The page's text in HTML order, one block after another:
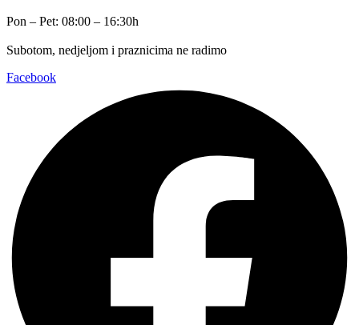
Pon – Pet: 08:00 – 16:30h
Subotom, nedjeljom i praznicima ne radimo
Facebook